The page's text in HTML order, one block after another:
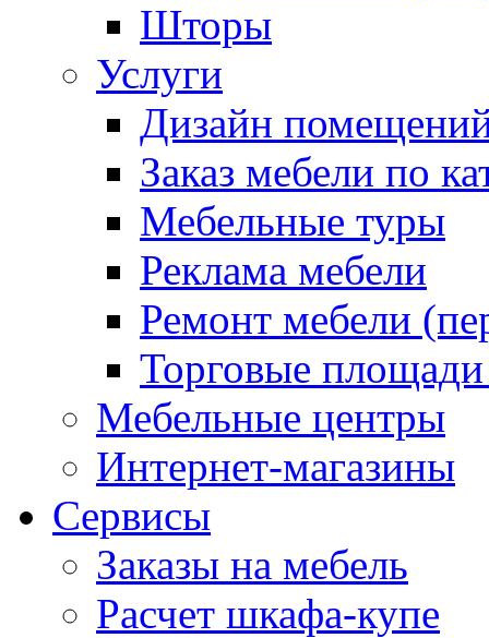
Шторы
Услуги
Дизайн
Заказ мебели по
Мебельные туры
Реклама мебели
Ремонт мебели
Торговые
Мебельные центры
Интернет-магазины
Сервисы
Заказы на мебель
Расчет шкафа-купе